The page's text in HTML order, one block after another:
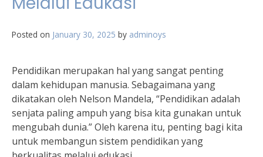
Posted on January 30, 2025 by adminoys
Pendidikan merupakan hal yang sangat penting
dalam kehidupan manusia. Sebagaimana yang
dikatakan oleh Nelson Mandela, “Pendidikan adalah
senjata paling ampuh yang bisa kita gunakan untuk
mengubah dunia.” Oleh karena itu, penting bagi kita
untuk membangun sistem pendidikan yang